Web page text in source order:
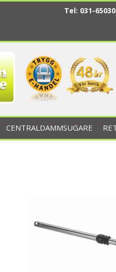
Tel: 031-
CENTRALDAMMSUGARE